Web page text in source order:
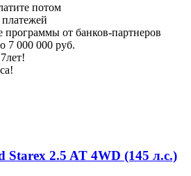
потом
от банков-партнеров
7 000 000 руб.
Starex 2.5 AT 4WD (145 л.с.)